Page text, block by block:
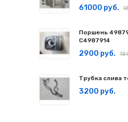
61000 руб.
Поршень
С4987914
2900 руб.
Трубка слива
3200 руб.